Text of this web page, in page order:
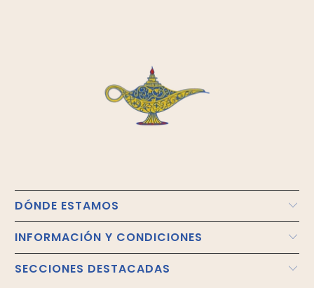
DÓNDE ESTAMOS
INFORMACIÓN Y CONDICIONES
SECCIONES DESTACADAS